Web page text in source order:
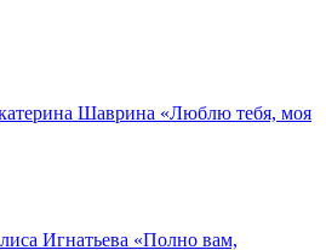
Шаврина «Люблю тебя, моя
Игнатьева «Полно вам,